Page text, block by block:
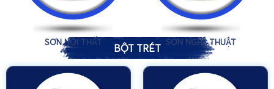
SƠN NỘI THẤT SƠN NGHỆ THUẬT
BỘT TRÉT